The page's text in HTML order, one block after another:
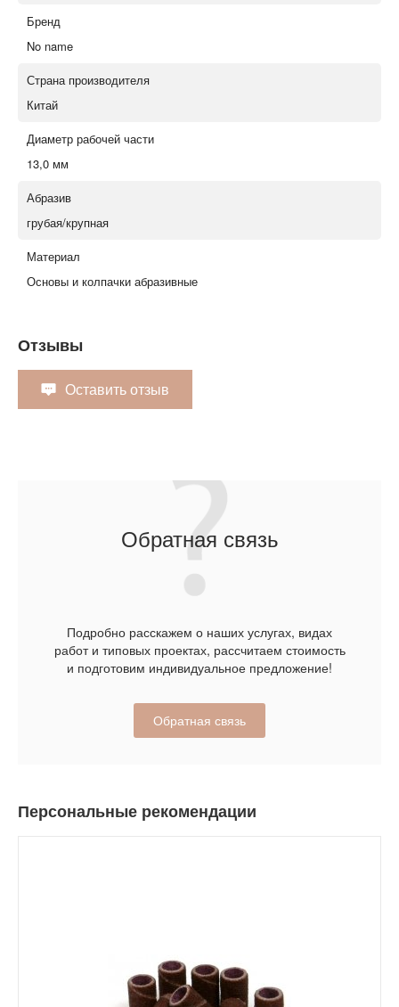
Бренд
No name
Страна производителя
Китай
Диаметр рабочей части
13,0 мм
Абразив
грубая/крупная
Материал
Основы и колпачки абразивные
Отзывы
Оставить отзыв
Обратная связь
Подробно расскажем о наших услугах, видах
работ и типовых проектах, рассчитаем стоимость
и подготовим индивидуальное предложение!
Обратная связь
Персональные рекомендации